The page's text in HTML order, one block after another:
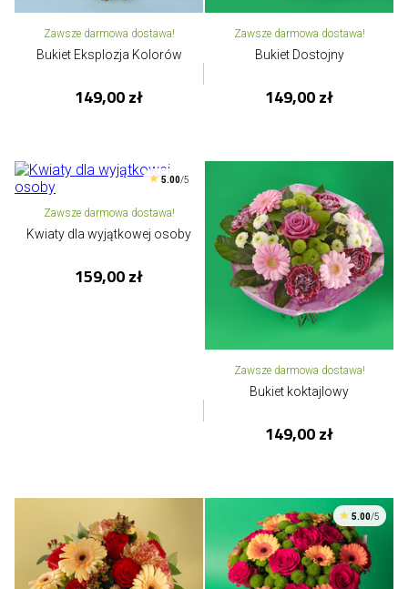
Zawsze darmowa dostawa!
Bukiet Eksplozja Kolorów
149,00 zł
Zawsze darmowa dostawa!
Bukiet Dostojny
149,00 zł
5.00/5
Zawsze darmowa dostawa!
Kwiaty dla wyjątkowej osoby
159,00 zł
Zawsze darmowa dostawa!
Bukiet koktajlowy
149,00 zł
5.00/5